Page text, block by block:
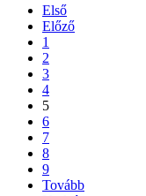
Első
Előző
1
2
3
4
5
6
7
8
9
Tovább